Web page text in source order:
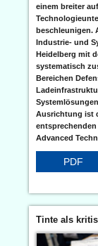
einem breiter
beschleunigen.
Industrie- und
Heidelberg mit
systematisch
Bereichen
Ausrichtung ist
Advanced
PDF
Tinte als